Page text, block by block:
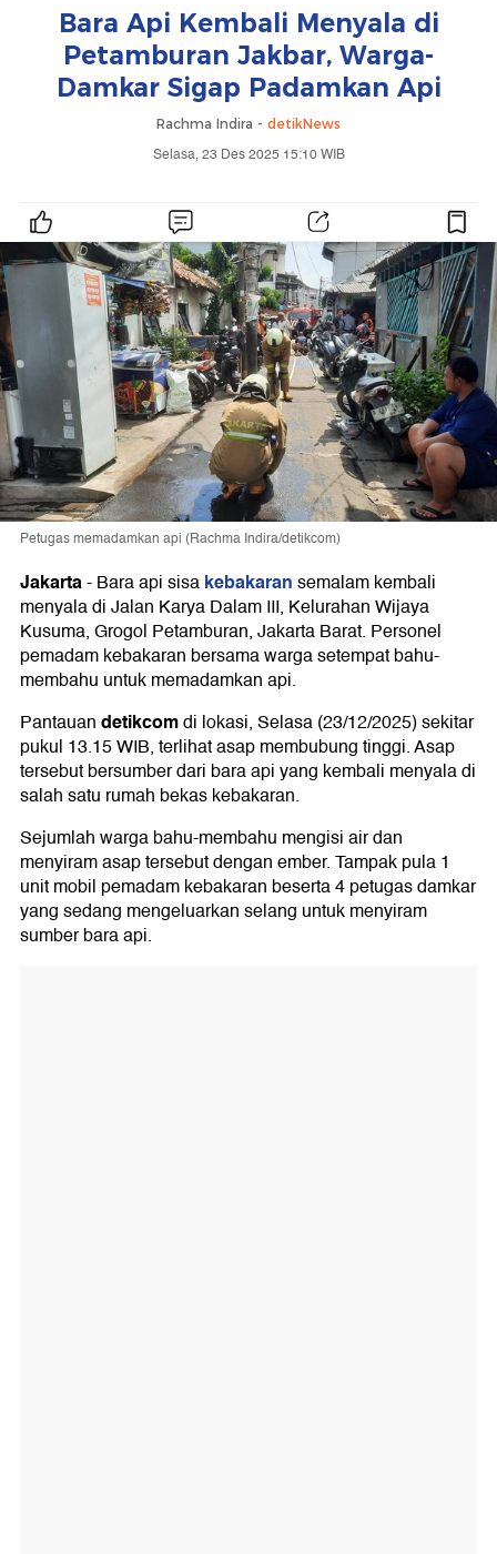
Bara Api Kembali Menyala di
Petamburan Jakbar, Warga-
Damkar Sigap Padamkan Api
Rachma Indira - detikNews
Selasa, 23 Des 2025 15:10 WIB
Petugas memadamkan api (Rachma Indira/detikcom)
Jakarta-Bara api sisakebakaransemalam kembali
menyala di Jalan Karya Dalam III, Kelurahan Wijaya
Kusuma, Grogol Petamburan, Jakarta Barat. Personel
pemadam kebakaran bersama warga setempat bahu-
membahu untuk memadamkan api.
Pantauandetikcomdi lokasi, Selasa (23/12/2025) sekitar
pukul 13.15 WIB, terlihat asap membubung tinggi. Asap
tersebut bersumber dari bara api yang kembali menyala di
salah satu rumah bekas kebakaran.
Sejumlah warga bahu-membahu mengisi air dan
menyiram asap tersebut dengan ember. Tampak pula 1
unit mobil pemadam kebakaran beserta 4 petugas damkar
yang sedang mengeluarkan selang untuk menyiram
sumber bara api.